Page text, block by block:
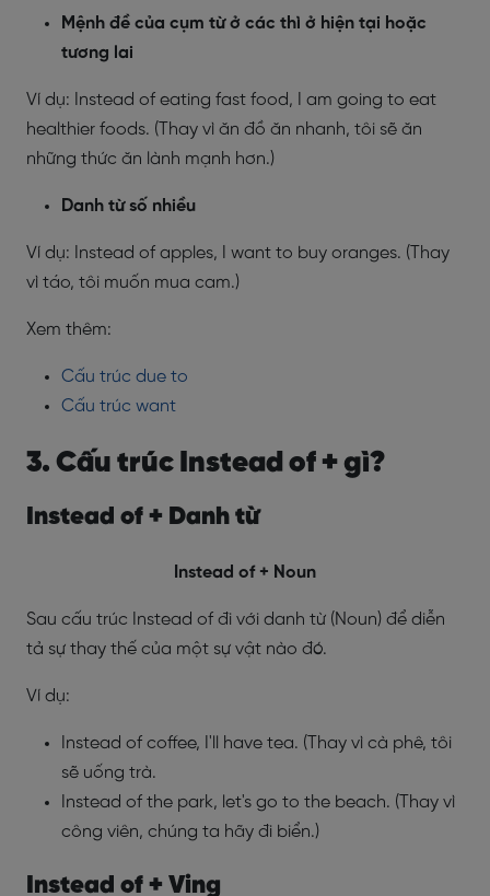
Mệnh đề của cụm từ ở các thì ở hiện tại hoặc
tương lai
Ví dụ: Instead of eating fast food, I am going to eat
healthier foods. (Thay vì ăn đồ ăn nhanh, tôi sẽ ăn
những thức ăn lành mạnh hơn.)
Danh từ số nhiều
Ví dụ: Instead of apples, I want to buy oranges. (Thay
vì táo, tôi muốn mua cam.)
Xem thêm:
Cấu trúc due to
Cấu trúc want
3. Cấu trúc Instead of + gì?
Instead of + Danh từ
Instead of + Noun
Sau cấu trúc Instead of đi với danh từ (Noun) để diễn
tả sự thay thế của một sự vật nào đó.
Ví dụ:
Instead of coffee, I'll have tea. (Thay vì cà phê, tôi
sẽ uống trà.
Instead of the park, let's go to the beach. (Thay vì
công viên, chúng ta hãy đi biển.)
Instead of + Ving